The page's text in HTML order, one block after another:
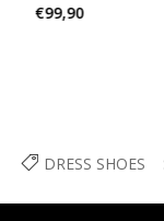
DRESS SHOES
€99,90